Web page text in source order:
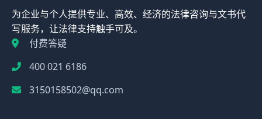
为企业与个人提供专业、高效、经济的法律咨询与文书代
写服务，让法律支持触手可及。
付费答疑
400 021 6186
3150158502@qq.com